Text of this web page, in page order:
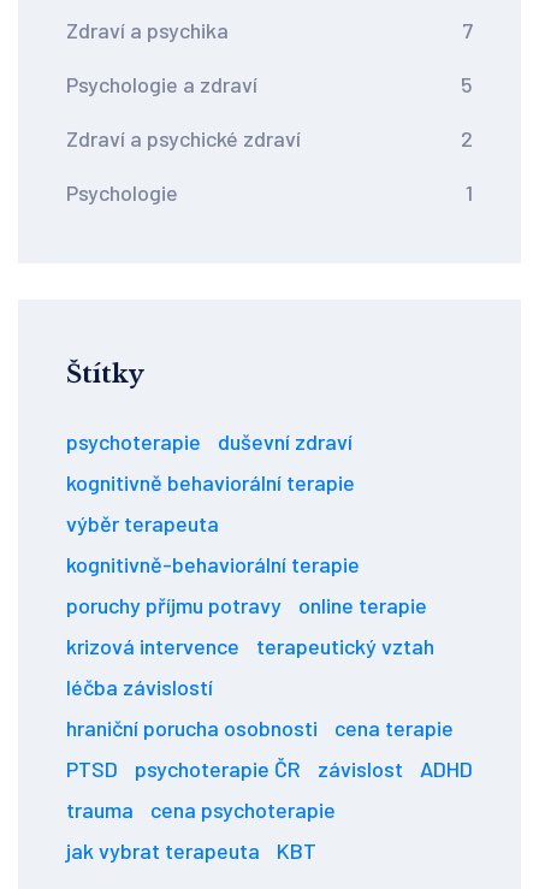
Zdraví a psychika 7
Psychologie a zdraví 5
Zdraví a psychické zdraví 2
Psychologie 1
Štítky
psychoterapie
duševní zdraví
kognitivně behaviorální terapie
výběr terapeuta
kognitivně-behaviorální terapie
poruchy příjmu potravy
online terapie
krizová intervence
terapeutický vztah
léčba závislostí
hraniční porucha osobnosti
cena terapie
PTSD
psychoterapie ČR závislost
ADHD
trauma
cena psychoterapie
jak vybrat terapeuta
KBT